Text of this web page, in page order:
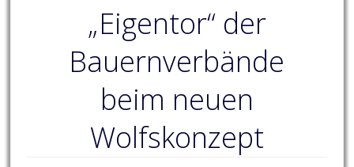
„Eigentor“ der
Bauernverbände
beim neuen
Wolfskonzept